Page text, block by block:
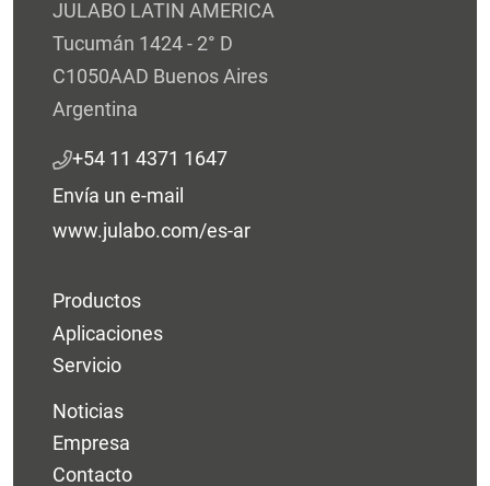
JULABO LATIN AMERICA
Tucumán 1424 - 2° D
C1050AAD Buenos Aires
Argentina
+54 11 4371 1647
Envía un e-mail
www.julabo.com/es-ar
Productos
Aplicaciones
Servicio
Noticias
Empresa
Contacto